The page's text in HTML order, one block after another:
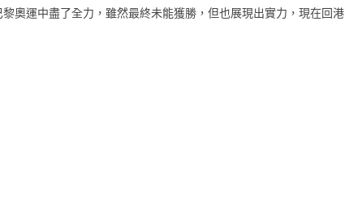
奧運中盡了全力，雖然最終未能獲勝，但也展現出實力，現在回港